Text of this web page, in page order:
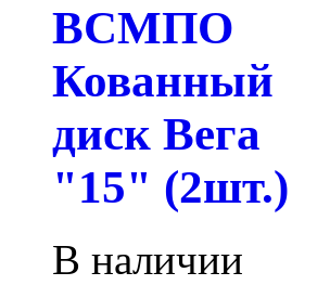
ВСМПО
Кованный
диск Вега
"15" (2шт.)
В наличии